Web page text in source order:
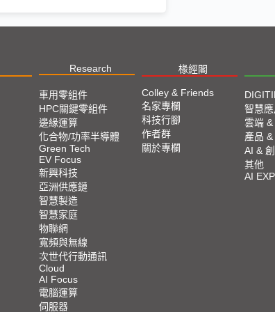
Research 椽經閣
車用零組件
HPC關鍵零組件
邊緣運算
化合物/功率半導體
Green Tech
EV Focus
新興科技
亞洲供應鏈
智慧製造
智慧家庭
物聯網
寬頻與無線
次世代行動通訊
Cloud
AI Focus
電腦運算
伺服器
Colley & Friends
名家專欄
科技行腳
作者群
關於專欄
智慧應
雲端 &
產品
AI &
其他
AI